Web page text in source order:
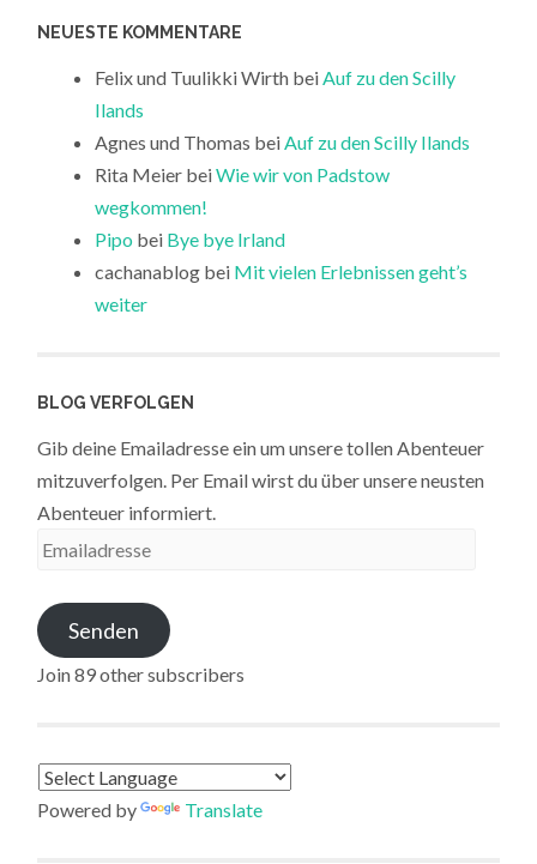
NEUESTE KOMMENTARE
Felix und Tuulikki Wirth bei Auf zu den Scilly
Ilands
Agnes und Thomas bei Auf zu den Scilly Ilands
Rita Meier beiWie wir von Padstow
wegkommen!
Pipo bei Bye bye Irland
cachanablog bei Mit vielen Erlebnissen geht’s
weiter
BLOG VERFOLGEN
Gib deine Emailadresse ein um unsere tollen Abenteuer
mitzuverfolgen. Per Email wirst du über unsere neusten
Abenteuer informiert.
Emailadresse
Senden
Join 89 other subscribers
Powered by Translate